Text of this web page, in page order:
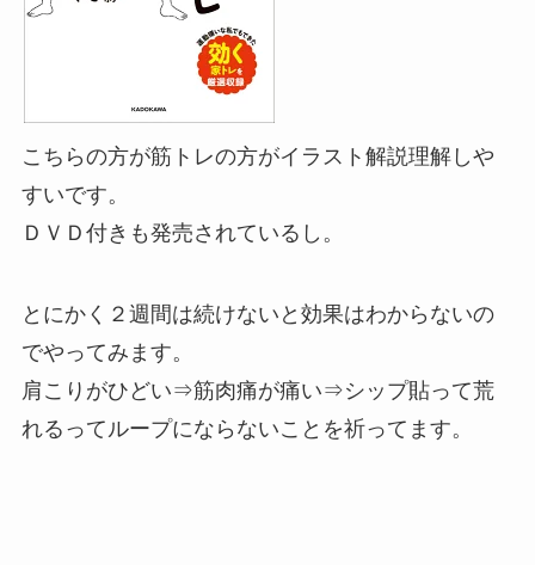
こちらの方が筋トレの方がイラスト解説理解しや
すいです。
ＤＶＤ付きも発売されているし。
とにかく２週間は続けないと効果はわからないの
でやってみます。
肩こりがひどい⇒筋肉痛が痛い⇒シップ貼って荒
れるってループにならないことを祈ってます。